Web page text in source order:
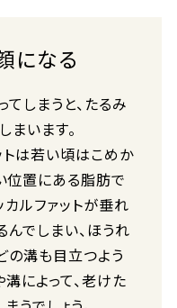
になる
しまうと、たるみ
まいます。
トは若い頃はこめか
位置にある脂肪で
カルファットが垂れ
んでしまい、ほうれ
の溝も目立つよう
によって、老けた